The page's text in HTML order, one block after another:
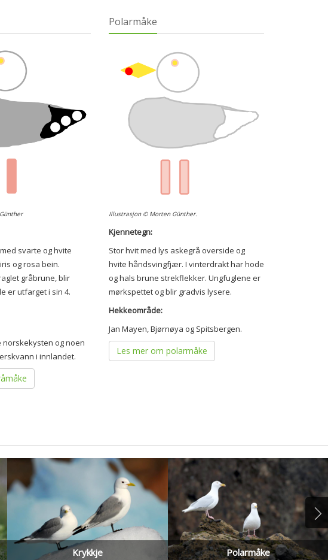
svarte og hvite
og rosa bein.
gråbrune, blir
er utfarget i sin 4.
norskekysten og noen
i innlandet.
Polarmåke
Illustrasjon © Morten Günther.
Kjennetegn:
Stor hvit med lys askegrå overside og
hvite håndsvingfjær. I vinterdrakt har hode
og hals brune strekflekker. Ungfuglene er
mørkspettet og blir gradvis lysere.
Hekkeområde:
Jan Mayen, Bjørnøya og Spitsbergen.
Les mer om polarmåke
Krykkje Polarmåke